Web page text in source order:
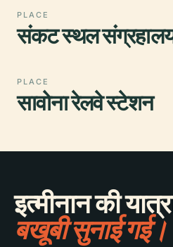
PLACE
संकट स्थल
PLACE
सावोना रेलवे स्टेशन
इत्मीनान की
बखूबी सुनाई गई।